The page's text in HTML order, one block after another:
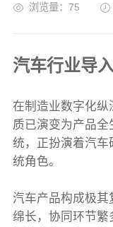
浏览量：75
汽车行业导
在制造业数字化纵
质已演变为产品
统，正扮演着汽车
统角色。
汽车产品构成极其
绵长，协同环节繁